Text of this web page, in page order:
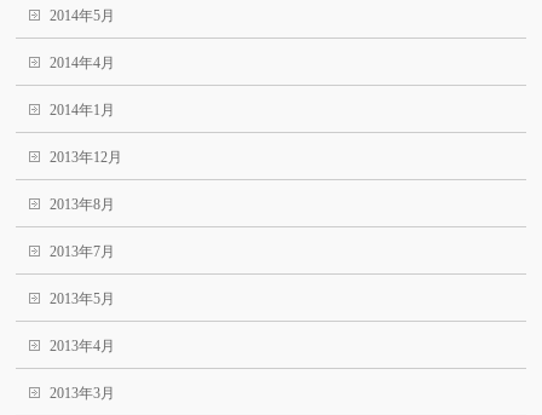
2014年5月
2014年4月
2014年1月
2013年12月
2013年8月
2013年7月
2013年5月
2013年4月
2013年3月